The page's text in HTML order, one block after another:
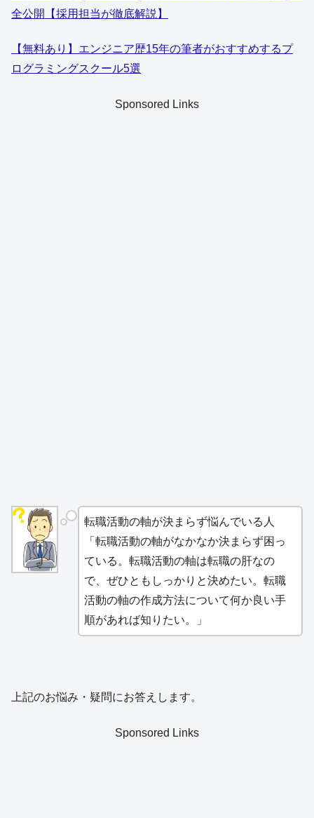
全公開【採用担当が徹底解説】
【無料あり】エンジニア歴15年の筆者がおすすめするプ
ログラミングスクール5選
Sponsored Links
転職活動の軸が決まらず悩んでいる人
「転職活動の軸がなかなか決まらず困っ
ている。転職活動の軸は転職の肝なの
で、ぜひともしっかりと決めたい。転職
活動の軸の作成方法について何か良い手
順があれば知りたい。」
上記のお悩み・疑問にお答えします。
Sponsored Links